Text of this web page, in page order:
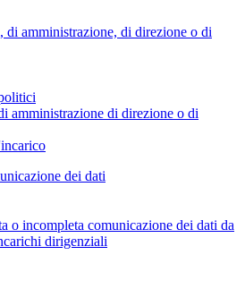
amministrazione, di direzione o di
amministrazione di direzione o di
dei dati
o incompleta comunicazione dei dati da
dirigenziali